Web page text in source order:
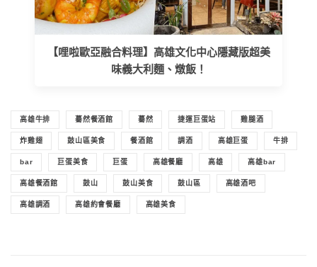
【哩啦歐亞融合料理】高雄文化中心隱藏版超美
味義大利麵、燉飯！
高雄牛排 驀然餐酒館 驀然 捷運巨蛋站 雞腿酒
炸雞翅 鼓山區美食 餐酒館 調酒 高雄巨蛋 牛排
bar 巨蛋美食 巨蛋 高雄餐廳 高雄 高雄bar
高雄餐酒館 鼓山 鼓山美食 鼓山區 高雄酒吧
高雄調酒 高雄約會餐廳 高雄美食